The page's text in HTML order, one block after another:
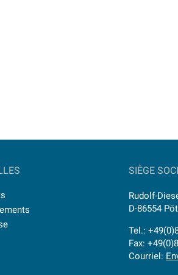
SIÈGE
Rudolf-
D-86554
Tel.:
Fax:
Courriel: